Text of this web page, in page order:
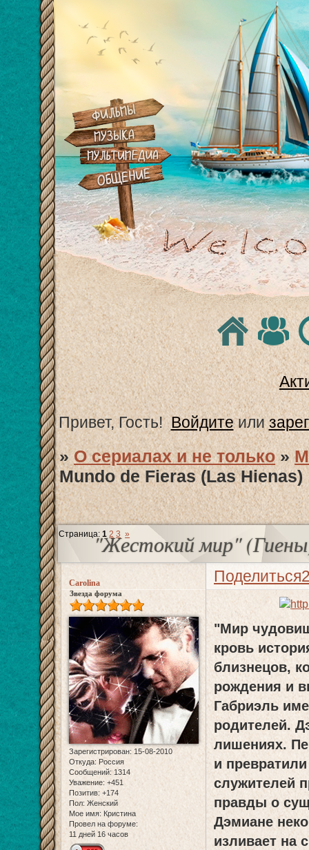
Привет, Гость! Войдитеили
»О сериалах и не только »
Mundo de Fieras (Las Hienas)
"Жестокий мир"
Страница:1 2 3 »
Поделиться
Carolina
Звезда форума
Зарегистрирован: 15-08-2010
Откуда: Россия
Сообщений: 1314
Уважение: +451
Позитив: +174
Пол: Женский
Мое имя: Кристина
Провел на форуме:
11 дней 16 часов
"Мир
кровь
близнецов,
рождения и
Габриэль
родителей.
лишениях.
и
служителей
правды о
Дэмиане
изливает на